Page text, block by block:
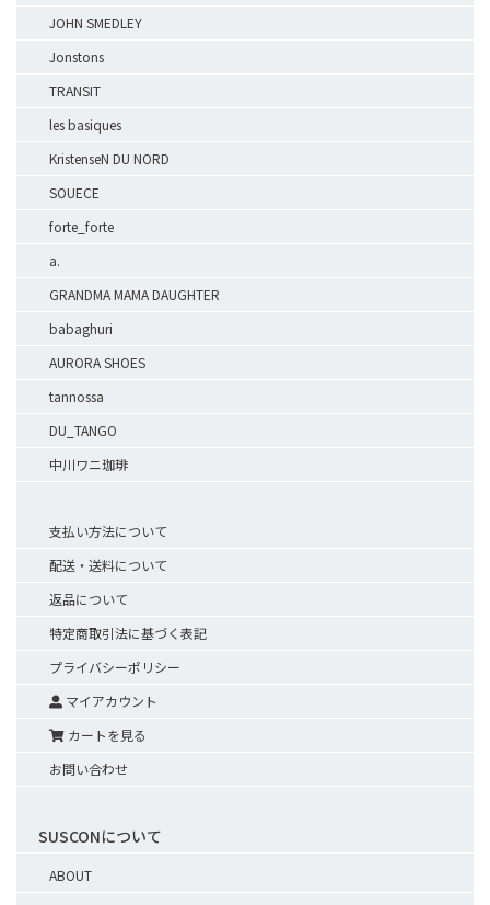
JOHN SMEDLEY
Jonstons
TRANSIT
les basiques
KristenseN DU NORD
SOUECE
forte_forte
a.
GRANDMA MAMA DAUGHTER
babaghuri
AURORA SHOES
tannossa
DU_TANGO
中川ワニ珈琲
支払い方法について
配送・送料について
返品について
特定商取引法に基づく表記
プライバシーポリシー
マイアカウント
カートを見る
お問い合わせ
SUSCONについて
ABOUT